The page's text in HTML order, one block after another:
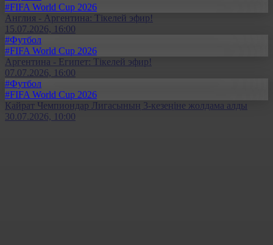
#FIFA World Cup 2026
Англия - Аргентина: Тікелей эфир!
15.07.2026, 16:00
#Футбол
#FIFA World Cup 2026
Аргентина - Египет: Тікелей эфир!
07.07.2026, 16:00
#Футбол
#FIFA World Cup 2026
Қайрат Чемпиондар Лигасының 3-кезеңіне жолдама алды
30.07.2026, 10:00